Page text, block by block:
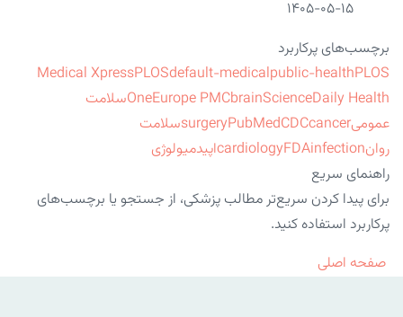
۱۴۰۵-۰۵-۱۵
برچسب‌های پرکاربرد
Medical XpressPLOSdefault-medicalpublic-healthPLOS
OneEurope PMCbrainScienceDaily Health
سلامت
عمومی
surgeryPubMedCDCcancer
سلامت
روان
cardiologyFDAinfection
اپیدمیولوژی
راهنمای سریع
برای پیدا کردن سریع‌تر مطالب پزشکی، از جستجو یا برچسب‌های
پرکاربرد استفاده کنید.
صفحه اصلی